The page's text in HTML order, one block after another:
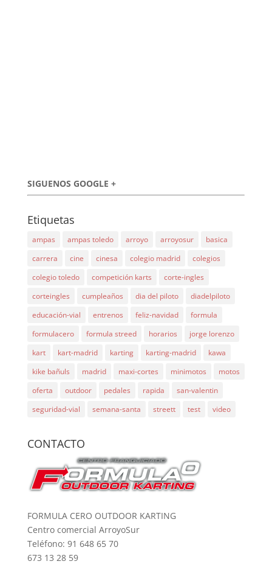
SIGUENOS GOOGLE +
Etiquetas
ampas ampas toledo arroyo arroyosur
basica
carrera
cine cinesa colegio madrid
colegios
colegio toledo
competición karts
corte-ingles
corteingles
cumpleaños dia del piloto
diadelpiloto
educación-vial
entrenos feliz-navidad
formula
formulacero
formula streed horarios
jorge lorenzo
kart
kart-madrid karting karting-madrid
kawa
kike bañuls
madrid maxi-cortes minimotos
motos
oferta
outdoor pedales rapida
san-valentin
seguridad-vial
semana-santa streett test video
CONTACTO
FORMULA CERO OUTDOOR KARTING
Centro comercial ArroyoSur
Teléfono: 91 648 65 70
673 13 28 59